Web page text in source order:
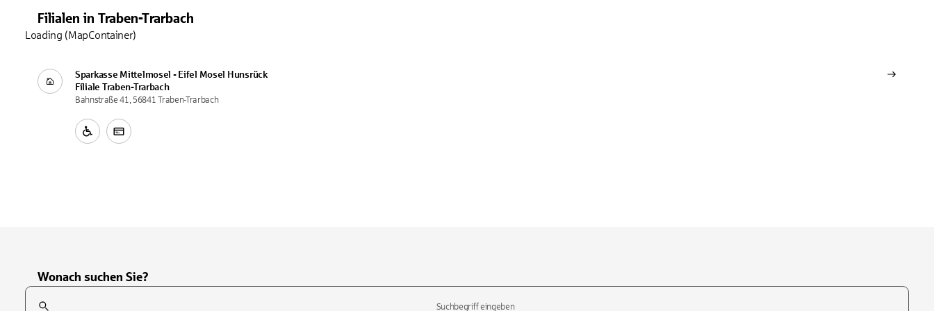
Filialen in Traben-Trarbach
Sparkasse Mittelmosel - Eifel Mosel Hunsrück
Filiale Traben-Trarbach
Bahnstraße 41, 56841 Traben-Trarbach
Loading (MapContainer)
Wonach suchen Sie?
Suchfeld